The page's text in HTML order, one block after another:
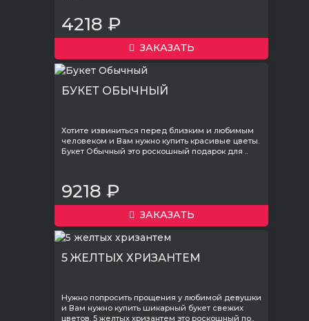
4218 ₽
ЗАКАЗАТЬ
БУКЕТ ОБЫЧНЫЙ
Хотите извиниться перед близким и любимым
человеком и Вам нужно купить красивые цветы.
Букет Обычный это роскошный подарок для ..
9218 ₽
ЗАКАЗАТЬ
5 ЖЕЛТЫХ ХРИЗАНТЕМ
Нужно попросить прощения у любимой девушки
и Вам нужно купить шикарный букет свежих
цветов. 5 желтых хризантем это роскошный по..